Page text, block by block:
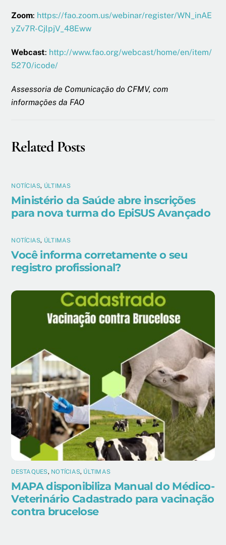
Zoom: https://fao.zoom.us/webinar/register/WN_inAE
yZv7R-CjlpjV_48Eww
Webcast: http://www.fao.org/webcast/home/en/item/
5270/icode/
Assessoria de Comunicação do CFMV, com
informações da FAO
Related Posts
NOTÍCIAS, ÚLTIMAS
Ministério da Saúde abre inscrições
para nova turma do EpiSUS Avançado
NOTÍCIAS, ÚLTIMAS
Você informa corretamente o seu
registro profissional?
DESTAQUES, NOTÍCIAS, ÚLTIMAS
MAPA disponibiliza Manual do Médico-
Veterinário Cadastrado para vacinação
contra brucelose